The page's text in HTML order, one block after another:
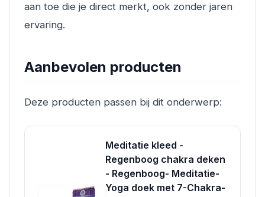
aan toe die je direct merkt, ook zonder jaren
ervaring.
Aanbevolen producten
Deze producten passen bij dit onderwerp:
Meditatie kleed -
Regenboog chakra deken
- Regenboog- Meditatie-
Yoga doek met 7-Chakra-